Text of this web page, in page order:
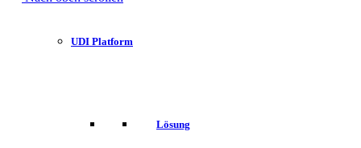
UDI Platform
Lösung